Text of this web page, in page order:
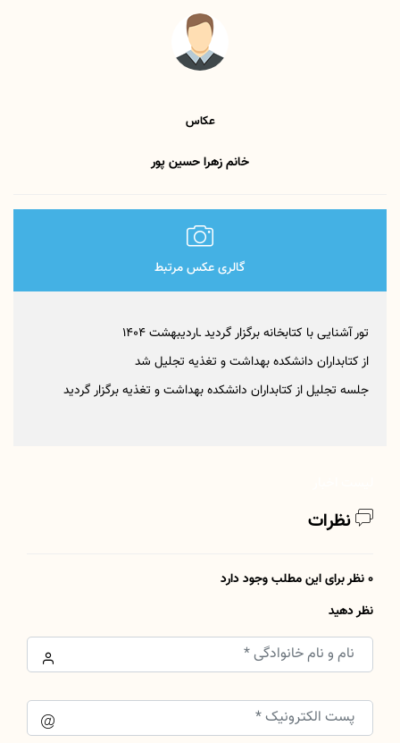
عکاس
خانم زهرا حسین پور
گالری عکس مرتبط
تور آشنایی با کتابخانه برگزار گردید ـاردیبهشت 1404
از کتابداران دانشکده بهداشت و تغذیه تجلیل شد
جلسه تجلیل از کتابداران دانشکده بهداشت و تغذیه برگزار گردید
نظرات
0 نظر برای این مطلب وجود دارد
نظر دهید